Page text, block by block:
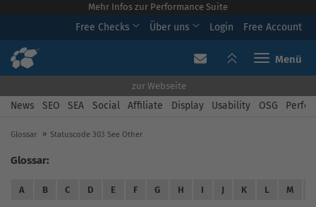
Mehr Infos zur Performance Suite
Free Checks Über uns Login Free Account
Toggle
zur Webseite
News SEO SEA Social Affiliate Display Usability OSG
Glossar Statuscode 303 See Other
Glossar:
A B C D E F G H I J K L M